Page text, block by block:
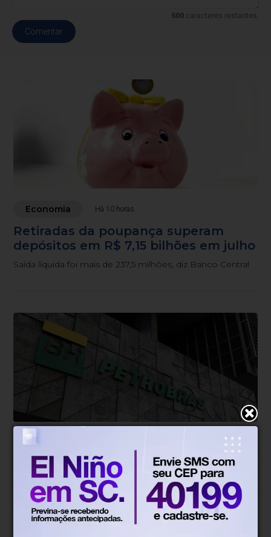
500caracteres restantes.
Comentar
Economia Há 10 horas
Retiradas da poupança superam
depósitos em R$ 7,15 bilhões em julho
Saída líquida foi mais de 237,5 milhões, diz Banco Central
Economia
Petrobras tem lucro líquido de R$
52,4 bi no segundo trimestre
Resultado foi marcado por recorde de produção e
exportação